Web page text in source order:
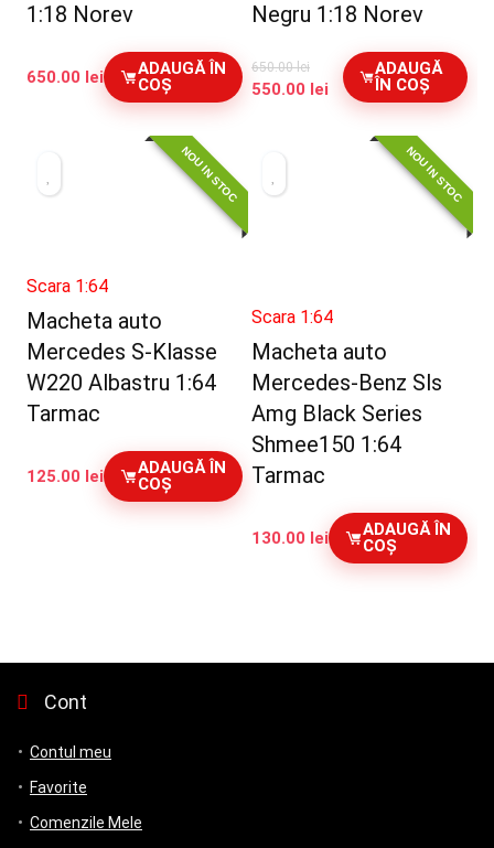
1:18 Norev
650.00 lei
ADAUGĂ ÎN
COȘ
Negru 1:18 Norev
650.00lei
Prețul
550.00 lei Prețul
curent
550.00 lei.
ADAUGĂ
ÎN COȘ
NOU IN STOC
Scara 1:64
Macheta auto
Mercedes S-Klasse
W220 Albastru 1:64
Tarmac
125.00 lei
ADAUGĂ ÎN
COȘ
NOU IN STOC
Scara 1:64
Macheta auto
Mercedes-Benz Sls
Amg Black Series
Shmee150 1:64
Tarmac
130.00 lei
ADAUGĂ ÎN
COȘ
Cont
Contul meu
Favorite
Comenzile Mele